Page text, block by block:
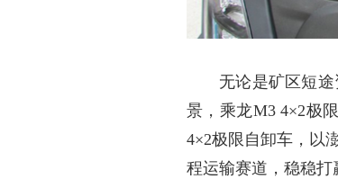
无论是矿区短
景，乘龙M3 4×2极
4×2极限自卸车，以
程运输赛道，稳稳打